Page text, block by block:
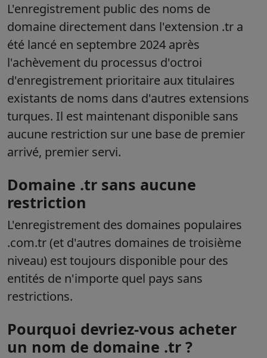
L'enregistrement public des noms de
domaine directement dans l'extension .tr a
été lancé en septembre 2024 après
l'achèvement du processus d'octroi
d'enregistrement prioritaire aux titulaires
existants de noms dans d'autres extensions
turques. Il est maintenant disponible sans
aucune restriction sur une base de premier
arrivé, premier servi.
Domaine .tr sans aucune
restriction
L'enregistrement des domaines populaires
.com.tr (et d'autres domaines de troisième
niveau) est toujours disponible pour des
entités de n'importe quel pays sans
restrictions.
Pourquoi devriez-vous acheter
un nom de domaine .tr ?